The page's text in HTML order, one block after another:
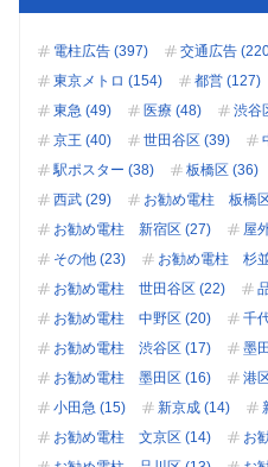
電柱広告 (397) 交通広告
東京メトロ (154)
都営 (127)
東急 (49)
医療 (48) 渋谷
京王 (40)
世田谷区 (39)
駅ポスター (38)
板橋区 (36)
西武 (29)
お勧め電柱 板橋
お勧め電柱 新宿区 (27)
屋
その他 (23)
お勧め電柱 杉
お勧め電柱 世田谷区 (22)
お勧め電柱 中野区 (20)
千
お勧め電柱 渋谷区 (17)
墨
お勧め電柱 墨田区 (16)
港
小田急 (15)
新京成 (14)
お勧め電柱 文京区 (14)
お